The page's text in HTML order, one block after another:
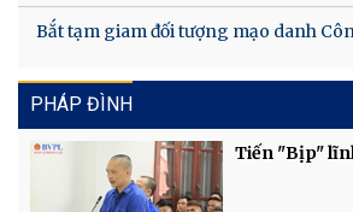
Bắt tạm giam đối tượng mạo danh
PHÁP ĐÌNH
Tiến "Bịp"